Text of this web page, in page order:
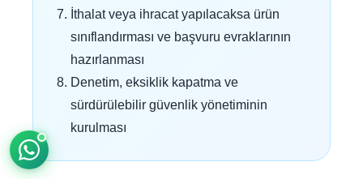
İthalat veya ihracat yapılacaksa ürün
sınıflandırması ve başvuru evraklarının
hazırlanması
Denetim, eksiklik kapatma ve
sürdürülebilir güvenlik yönetiminin
kurulması